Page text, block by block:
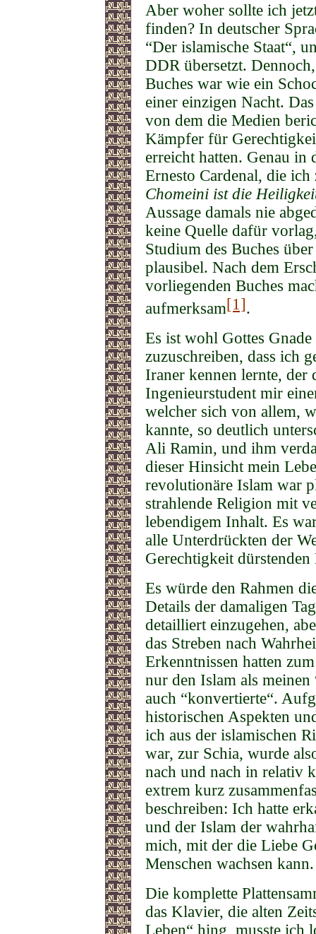
Aber woher sollte ich
finden? In deutscher
“Der islamische Staat“,
DDR übersetzt.
Buches war wie ein
einer einzigen Nacht.
von dem die Medien
Kämpfer für
erreicht hatten. Genau in
Ernesto Cardenal, die
Chomeini ist die
Aussage damals nie
keine Quelle dafür
Studium des Buches
plausibel. Nach dem
vorliegenden Buches
aufmerksam[1].
Es ist wohl Gottes
zuzuschreiben, dass ich
Iraner kennen lernte, der
Ingenieurstudent mir
welcher sich von allem,
kannte, so deutlich
Ali Ramin, und ihm
dieser Hinsicht mein
revolutionäre Islam war
strahlende Religion mit
lebendigem Inhalt. Es
alle Unterdrückten der
Gerechtigkeit dürstenden
Es würde den Rahmen
Details der damaligen
detailliert einzugehen,
das Streben nach
Erkenntnissen hatten
nur den Islam als meinen
auch “konvertierte“.
historischen Aspekten
ich aus der islamischen
war, zur Schia, wurde
nach und nach in relativ
extrem kurz
beschreiben: Ich hatte
und der Islam der
mich, mit der die Liebe
Menschen wachsen kann.
Die komplette
das Klavier, die alten
Leben“ hing, musste ich